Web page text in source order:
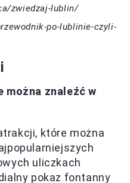
zwiedzaj-lublin/
po-lublinie-czyli-
można znaleźć w
które można
uliczkach
pokaz fontanny